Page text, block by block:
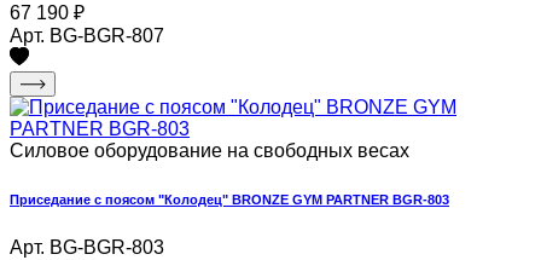
67 190 ₽
Арт. BG-BGR-807
Силовое оборудование на свободных весах
Приседание с поясом "Колодец" BRONZE GYM PARTNER BGR-803
Арт. BG-BGR-803